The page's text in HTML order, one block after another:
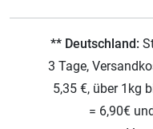
** Deutschland:
3 Tage,
5,35 €, über 1kg
= 6,90€